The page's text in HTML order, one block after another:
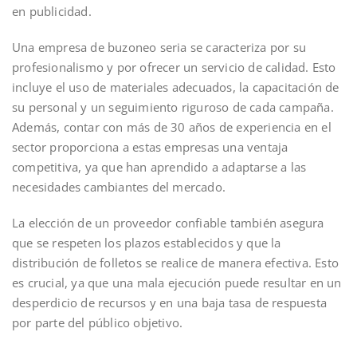
en publicidad.
Una empresa de buzoneo seria se caracteriza por su
profesionalismo y por ofrecer un servicio de calidad. Esto
incluye el uso de materiales adecuados, la capacitación de
su personal y un seguimiento riguroso de cada campaña.
Además, contar con más de 30 años de experiencia en el
sector proporciona a estas empresas una ventaja
competitiva, ya que han aprendido a adaptarse a las
necesidades cambiantes del mercado.
La elección de un proveedor confiable también asegura
que se respeten los plazos establecidos y que la
distribución de folletos se realice de manera efectiva. Esto
es crucial, ya que una mala ejecución puede resultar en un
desperdicio de recursos y en una baja tasa de respuesta
por parte del público objetivo.